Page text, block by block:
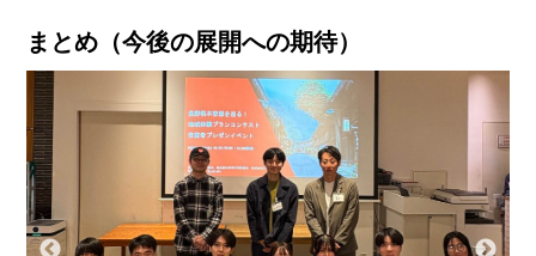
まとめ（今後の展開への期待）